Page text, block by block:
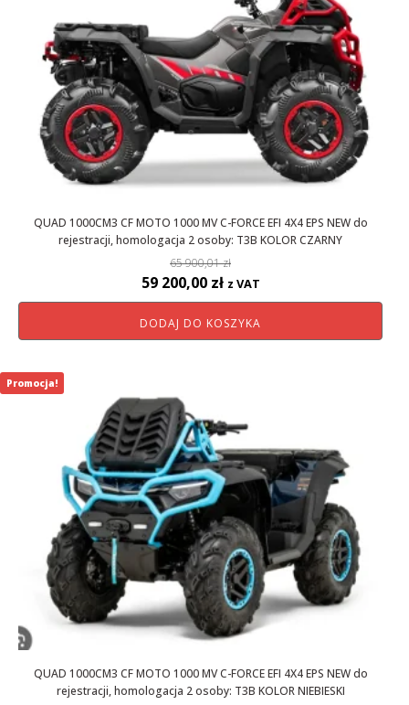
QUAD 1000CM3 CF MOTO 1000 MV C-FORCE EFI 4X4 EPS NEW do
rejestracji, homologacja 2 osoby: T3B KOLOR CZARNY
65 900,01zł
Pierwotna
cena
wynosiła:
59 200,00 złAktualna
cena
wynosi:
z VAT
DODAJ DO KOSZYKA
QUAD 1000CM3 CF MOTO 1000 MV C-FORCE EFI 4X4 EPS NEW do
rejestracji, homologacja 2 osoby: T3B KOLOR NIEBIESKI
Promocja!